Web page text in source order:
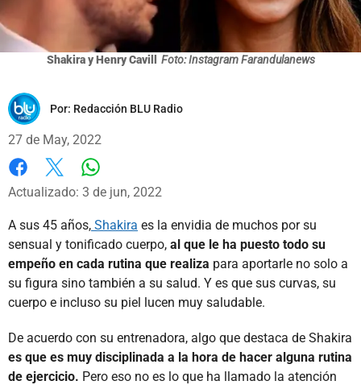
Shakira y Henry Cavill Foto: Instagram Farandulanews
Por: Redacción BLU Radio
27 de May, 2022
Facebook
X
Actualizado: 3 de jun, 2022
A sus 45 años, Shakira es la envidia de muchos por su
sensual y tonificado cuerpo, al que le ha puesto todo su
empeño en cada rutina que realiza para aportarle no solo a
su figura sino también a su salud. Y es que sus curvas, su
cuerpo e incluso su piel lucen muy saludable.
De acuerdo con su entrenadora, algo que destaca de Shakira
es que es muy disciplinada a la hora de hacer alguna rutina
de ejercicio. Pero eso no es lo que ha llamado la atención